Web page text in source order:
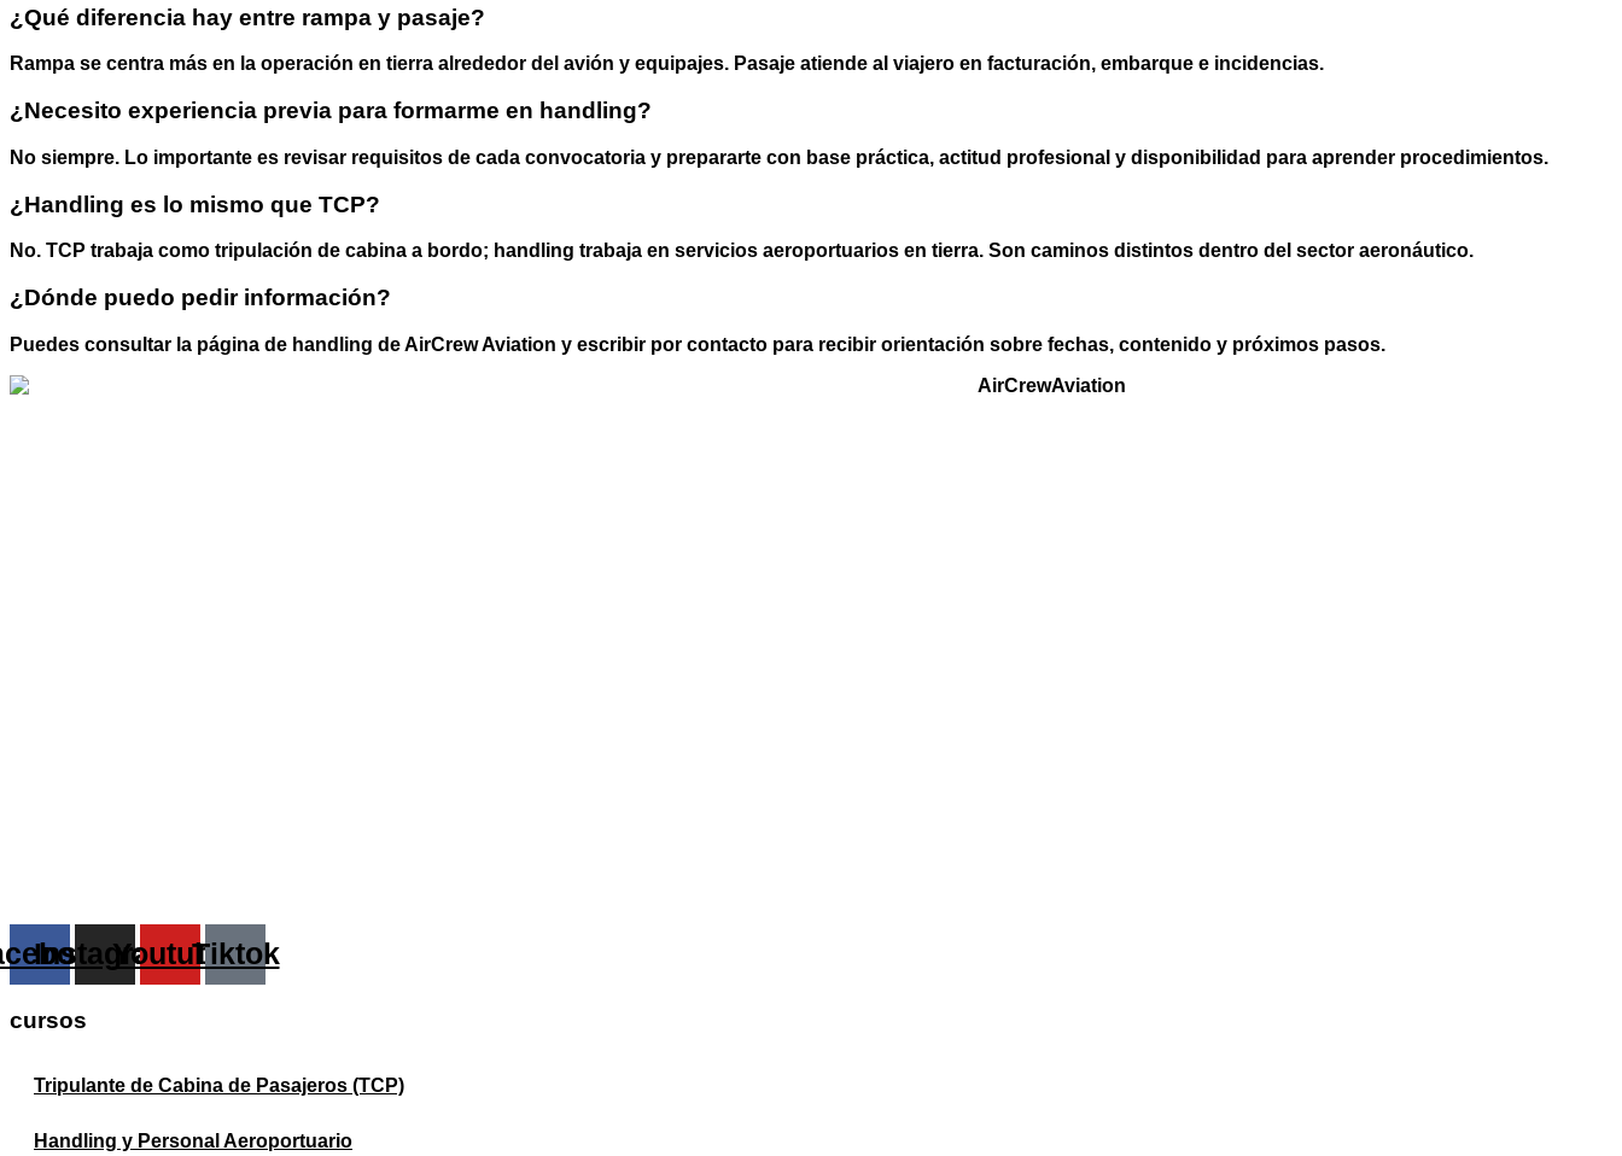
¿Qué diferencia hay entre rampa y pasaje?
Rampa se centra más en la operación en tierra alrededor del avión y equipajes. Pasaje atiende al viajero en facturación, embarque e incidencias.
¿Necesito experiencia previa para formarme en handling?
No siempre. Lo importante es revisar requisitos de cada convocatoria y prepararte con base práctica, actitud profesional y disponibilidad para aprender procedimientos.
¿Handling es lo mismo que TCP?
No. TCP trabaja como tripulación de cabina a bordo; handling trabaja en servicios aeroportuarios en tierra. Son caminos distintos dentro del sector aeronáutico.
¿Dónde puedo pedir información?
Puedes consultar la página de handling de AirCrew Aviation y escribir por contacto para recibir orientación sobre fechas, contenido y próximos pasos.
Instagram
YoutubeTiktok
cursos
Tripulante de Cabina de Pasajeros (TCP)
Handling y Personal Aeroportuario